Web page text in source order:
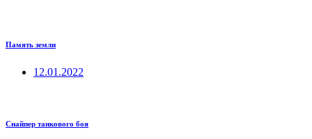
Память земли
12.01.2022
Снайпер танкового боя